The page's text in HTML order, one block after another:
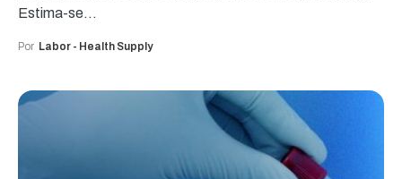
Estima-se…
Por Labor - Health Supply